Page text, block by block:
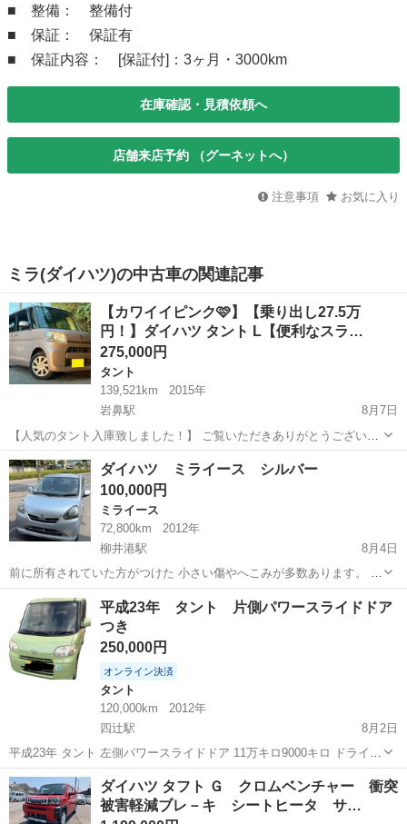
■ 整備： 整備付
■ 保証： 保証有
■ 保証内容： [保証付]：3ヶ月・3000km
在庫確認・見積依頼へ
店舗来店予約 （グーネットへ）
注意事項 お気に入り
ミラ(ダイハツ)の中古車の関連記事
【カワイイピンク🩷】【乗り出し27.5万
円！】ダイハツ タント L【便利なスラ…
275,000円
タント
139,521km
2015年
岩鼻駅
8月7日
【人気のタント入庫致しました！】 ご覧いただきありがとうございま
す。 走行・機関ともに秀逸な1台です！通勤やお買い物、セカンドカ
ーにもおすすめです🎶 ローンのご相談も大歓迎‼️ ■車両情報 ・車種：
タント ・グレー...
山口 宇部市 岩鼻駅
ダイハツ ミライース シルバー
100,000円
ミライース
72,800km
2012年
柳井港駅
8月4日
前に所有されていた方がつけた 小さい傷やへこみが多数あります。 ま
た、ブレーキを踏んだ時にたまにキーという音がします。 目立った不
具合はありません。 受け渡し後の保証はございません。 純粋に乗って
頂ける方お願い致します。
山口 柳井市 柳井港駅 ミライース
平成23年 タント 片側パワースライドドア
つき
250,000円
オンライン決済
タント
120,000km
2012年
四辻駅
8月2日
平成23年 タント 左側パワースライドドア 11万キロ9000キロ ドライブ
レコーダー前後 バックモニター sdナビ スマートキー、左パワースラ
イド、ナビ、テレビ タイヤは今年変えたばかりです 車検令和10年6月
10日まで ...
山口 山口市 四辻駅 タント スライドドア
ダイハツ タフト Ｇ クロムベンチャー 衝突
被害軽減ブレ－キ シートヒータ サ…